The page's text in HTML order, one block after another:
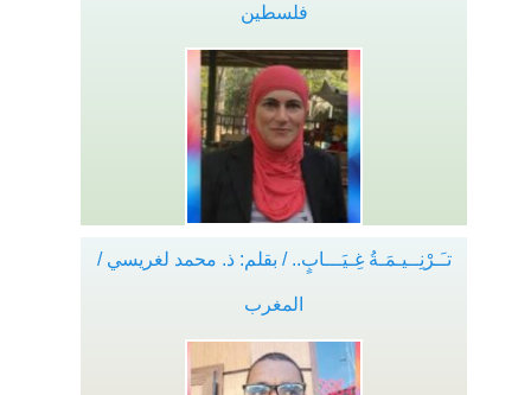
فلسطين
تـَـرْنِــيـمَـةُ غِـيَـــابٍ.. / بقلم: ذ. محمد لغريسي /
المغرب